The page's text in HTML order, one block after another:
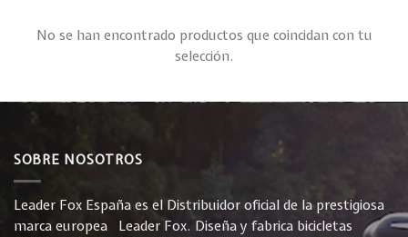
No se han encontrado productos que coincidan con tu
selección.
SOBRE NOSOTROS
Leader Fox España es el Distribuidor oficial de la prestigiosa
marca europea Leader Fox. Diseña y fabrica bicicletas